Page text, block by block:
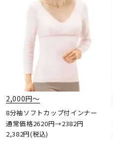
2,000円〜
8分袖ソフトカップ付インナー
通常価格2620円→2382円
2,382円(税込)